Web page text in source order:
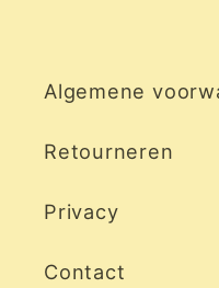
Algemene
Retourneren
Privacy
Contact